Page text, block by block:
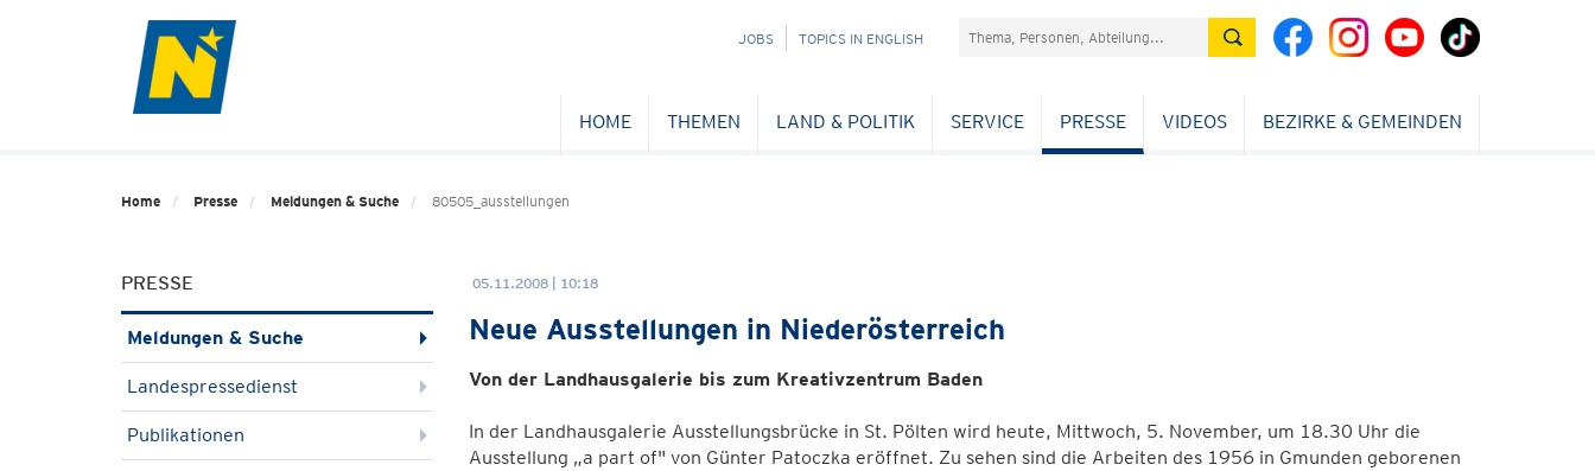
NAVIGATION
JOBS TOPICS IN ENGLISH Suchefeld
HOME THEMEN LAND & POLITIK SERVICE PRESSE VIDEOS BEZIRKE & GEMEINDEN
Home Presse Meldungen & Suche 80505_ausstellungen
PRESSE
Meldungen & Suche
Landespressedienst
Publikationen
05.11.2008 | 10:18
Neue Ausstellungen in Niederösterreich
Von der Landhausgalerie bis zum Kreativzentrum Baden
In der Landhausgalerie Ausstellungsbrücke in St. Pölten wird heute, Mittwoch, 5. November, um 18.30 Uhr die
Ausstellung „a part of" von Günter Patoczka eröffnet. Zu sehen sind die Arbeiten des 1956 in Gmunden geborenen